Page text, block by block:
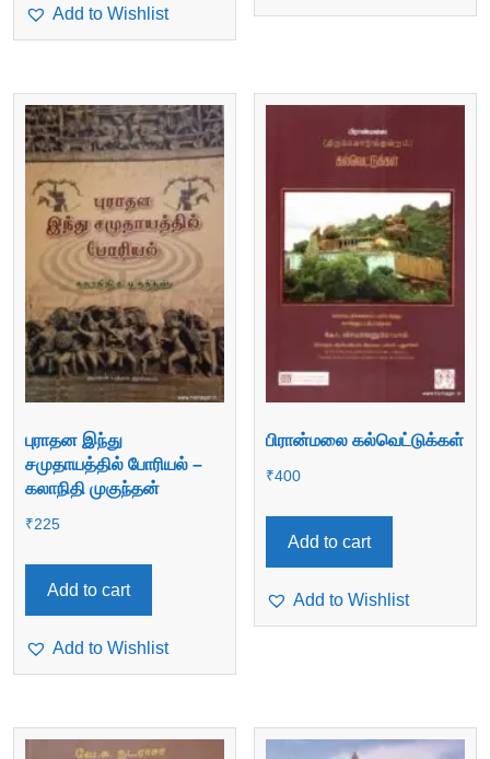
Add to Wishlist
புராதன இந்து
சமுதாயத்தில் போரியல் –
கலாநிதி முகுந்தன்
₹225
Add to cart
Add to Wishlist
பிரான்மலை கல்வெட்டுக்கள்
₹400
Add to cart
Add to Wishlist